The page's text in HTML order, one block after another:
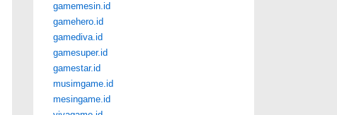
gamemesin.id
gamehero.id
gamediva.id
gamesuper.id
gamestar.id
musimgame.id
mesingame.id